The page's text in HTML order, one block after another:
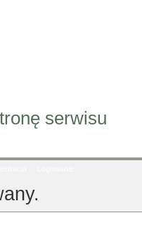
serwisu